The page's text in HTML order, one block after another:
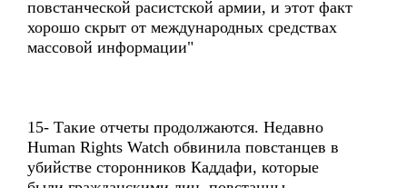
повстанческой расистской армии, и этот факт
хорошо скрыт от международных средствах
массовой информации"
15- Такие отчеты продолжаются. Недавно
Human Rights Watch обвинила повстанцев в
убийстве сторонников Каддафи, которые